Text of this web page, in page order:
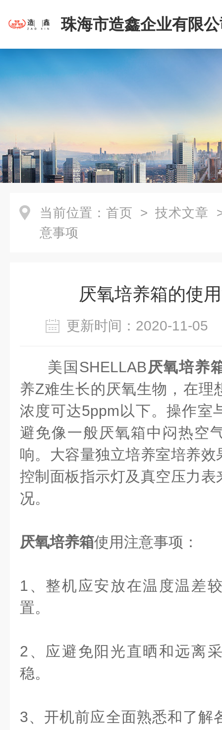
珠海市造鑫企业有限
当前位置： 首页 > 技术文章
意事项
厌氧培养箱的使
更新时间：2020-11-
美国SHELLAB厌氧培养
养Z难生长的厌氧生物，在理
浓度可达5ppm以下。操作室
避免像一般厌氧箱中闷热空
响。大容量独立培养室培养
控制面板指示灯及真空压力
况。
厌氧培养箱使用注意事项：
1、整机应安放在温度温差
置。
2、应避免阳光直晒和远离
稳。
3、开机前应全面熟悉和了解